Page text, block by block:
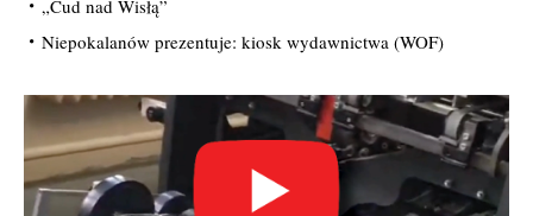
„Cud nad Wisłą”
Niepokalanów prezentuje: kiosk wydawnictwa (WOF)